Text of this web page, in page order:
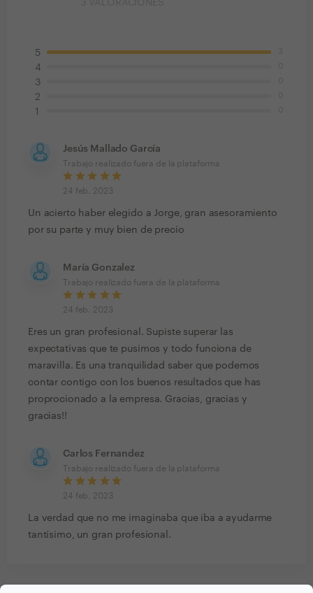
5
4
3
2
1
Jesús Mallado García
Trabajo realizado fuera de la plataforma
24 feb. 2023
Un acierto haber elegido a Jorge, gran asesoramiento
por su parte y muy bien de precio
María Gonzalez
Trabajo realizado fuera de la plataforma
24 feb. 2023
Eres un gran profesional. Supiste superar las
expectativas que te pusimos y todo funciona de
maravilla. Es una tranquilidad saber que podemos
contar contigo con los buenos resultados que has
proprocionado a la empresa. Gracias, gracias y
gracias!!
Carlos Fernandez
Trabajo realizado fuera de la plataforma
24 feb. 2023
La verdad que no me imaginaba que iba a ayudarme
tantísimo, un gran profesional.